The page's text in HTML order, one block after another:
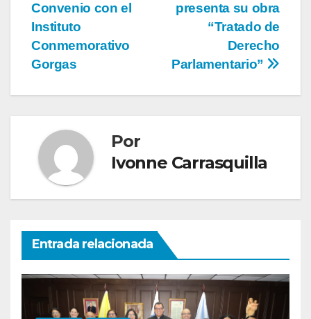
presenta su obra
“Tratado de
Derecho
Parlamentario”
Convenio con el
Instituto
Conmemorativo
Gorgas
Por
Ivonne Carrasquilla
Entrada relacionada